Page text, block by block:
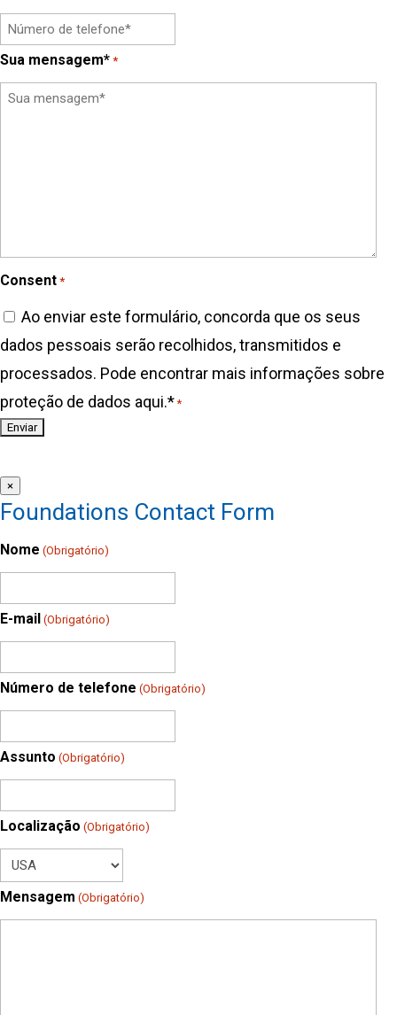
Sua mensagem* *
Consent *
Ao enviar este formulário, concorda que os seus
dados pessoais serão recolhidos, transmitidos e
processados. Pode encontrar mais informações sobre
proteção de dados aqui.**
×
Foundations Contact Form
Nome (Obrigatório)
E-mail (Obrigatório)
Número de telefone (Obrigatório)
Assunto (Obrigatório)
Localização (Obrigatório)
Mensagem (Obrigatório)